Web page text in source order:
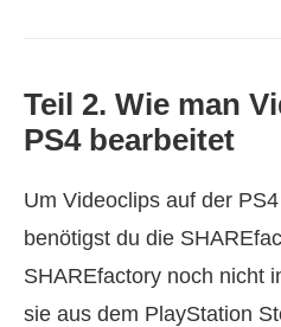
Teil 2. Wie man
PS4 bearbeitet
Um Videoclips auf der
benötigst du die
SHAREfactory noch nicht
sie aus dem PlayStation